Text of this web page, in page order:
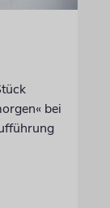
bei